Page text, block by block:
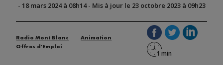
- 18 mars 2024 à 08h14- Mis à jour le 23 octobre 2023 à 09h23
Radio Mont Blanc
Animation
Offres d'Emploi